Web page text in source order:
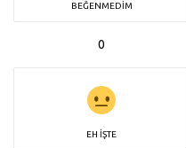
BEĞENMEDIM
0
EH İŞTE